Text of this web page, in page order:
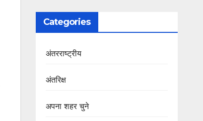
Categories
अंतरराष्ट्रीय
अंतरिक्ष
अपना शहर चुने